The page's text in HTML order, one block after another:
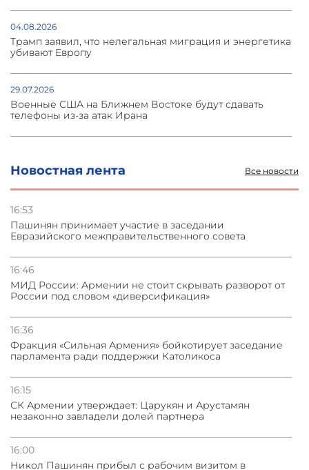
Новостная лента Все новости
16:53
Пашинян принимает участие в заседании
Евразийского межправительственного совета
16:46
МИД России: Армении не стоит скрывать разворот от
России под словом «диверсификация»
16:36
Фракция «Сильная Армения» бойкотирует заседание
парламента ради поддержки Католикоса
16:15
СК Армении утверждает: Царукян и Арустамян
незаконно завладели долей партнера
16:00
Никол Пашинян прибыл с рабочим визитом в
иранского судна в Каспийском море
страны региона
04.08.2026
Трамп заявил, что нелегальная миграция и энергетика
убивают Европу
29.07.2026
Военные США на Ближнем Востоке будут сдавать
телефоны из-за атак Ирана
Финляндия обрежет России часть каналов
зарубежного интернет-трафика
29.07.2026
Серия землетрясений в Японии унесла жизни 13
человек
Россия ждет новых предложений США по
урегулированию на Украине
23.07.2026
Рубио: Иран несерьезно относится к заключению
23.07.2026
Переговоры Лаврова и Рубио в Маниле завершились
22.07.2026